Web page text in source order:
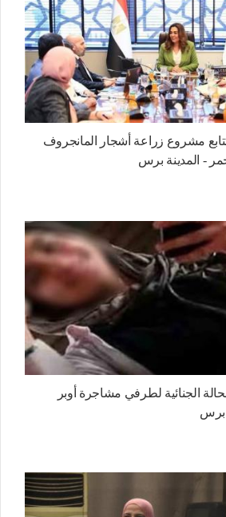
تتابع مشروع زراعة أشجار المانجروف
- المدينة برس
الجنائية لطرفي مشاجرة أوبر
برس